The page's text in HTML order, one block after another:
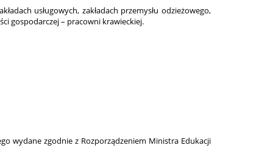
usługowych, zakładach przemysłu odzieżowego,
gospodarczej – pracowni krawieckiej.
wydane zgodnie z Rozporządzeniem Ministra Edukacji